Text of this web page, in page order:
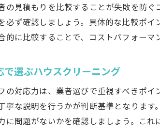
安心感を得られ
長く付き合える
初めてでも安心なハ
サービス内容ご
料金体系を分か
口コミと評価か
ハウスクリーニ
の見積もりを比較することが失敗を防
必ず確認しましょう。具体的な比較ポ
的に比較することで、コストパフォーマ
選ぶハウスクリーニング
の対応力は、業者選びで重視すべきポ
寧な説明を行うかが判断基準となりま
に問題がないかを確認しましょう。これ